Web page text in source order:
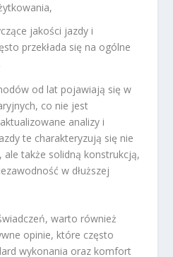
jakości jazdy i
przekłada się na ogólne
od lat pojawiają się w
co nie jest
analizy i
te charakteryzują się nie
także solidną konstrukcją,
w dłuższej
warto również
opinie, które często
wykonania oraz komfort